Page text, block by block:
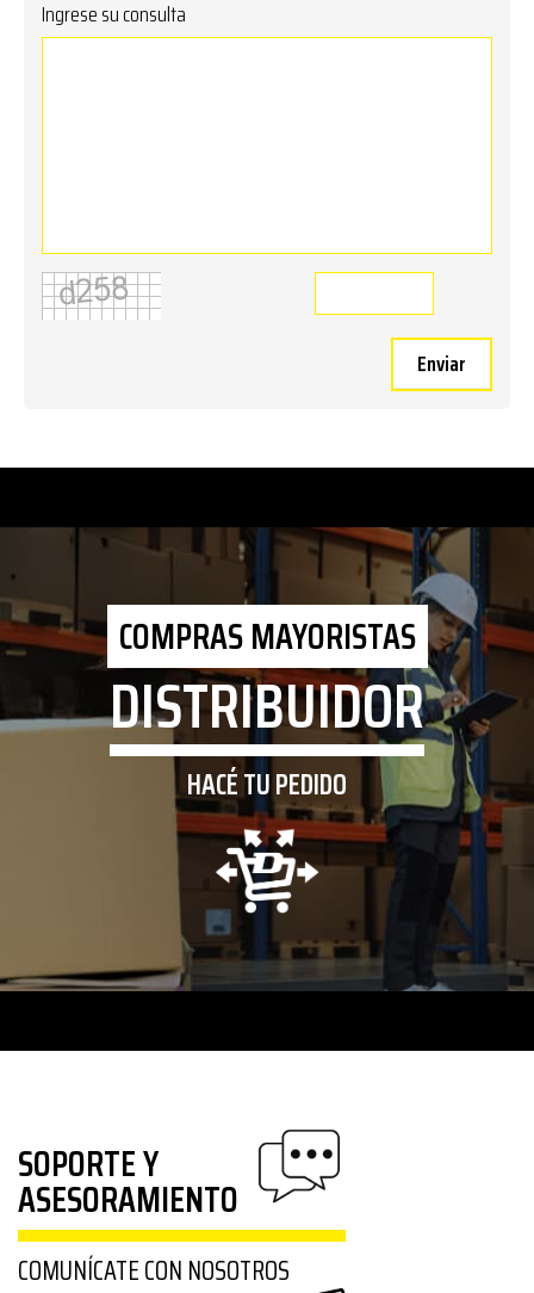
Ingrese su consulta
Enviar
COMPRAS MAYORISTAS
DISTRIBUIDOR
HACÉ TU PEDIDO
SOPORTE Y
ASESORAMIENTO
COMUNÍCATE CON NOSOTROS